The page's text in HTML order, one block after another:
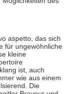
aspetto, das sich
für ungewöhnliche
kleine
ist, auch
wie aus einem
Die